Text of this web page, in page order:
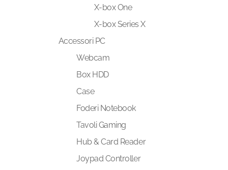
X-box One
X-box Series X
Accessori PC
Webcam
Box HDD
Case
Foderi Notebook
Tavoli Gaming
Hub & Card Reader
Joypad Controller